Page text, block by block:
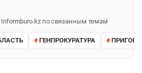
по связанным темам
ГЕНПРОКУРАТУРА